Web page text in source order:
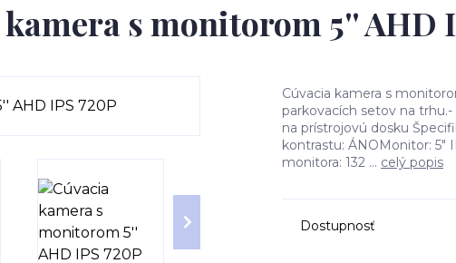
s monitorom 5'' AHD
Cúvacia kamera s
parkovacích setov na
na prístrojovú dosku
kontrastu: ÁNOMonitor: 5"
monitora: 132 ... celý popis
Dostupnosť